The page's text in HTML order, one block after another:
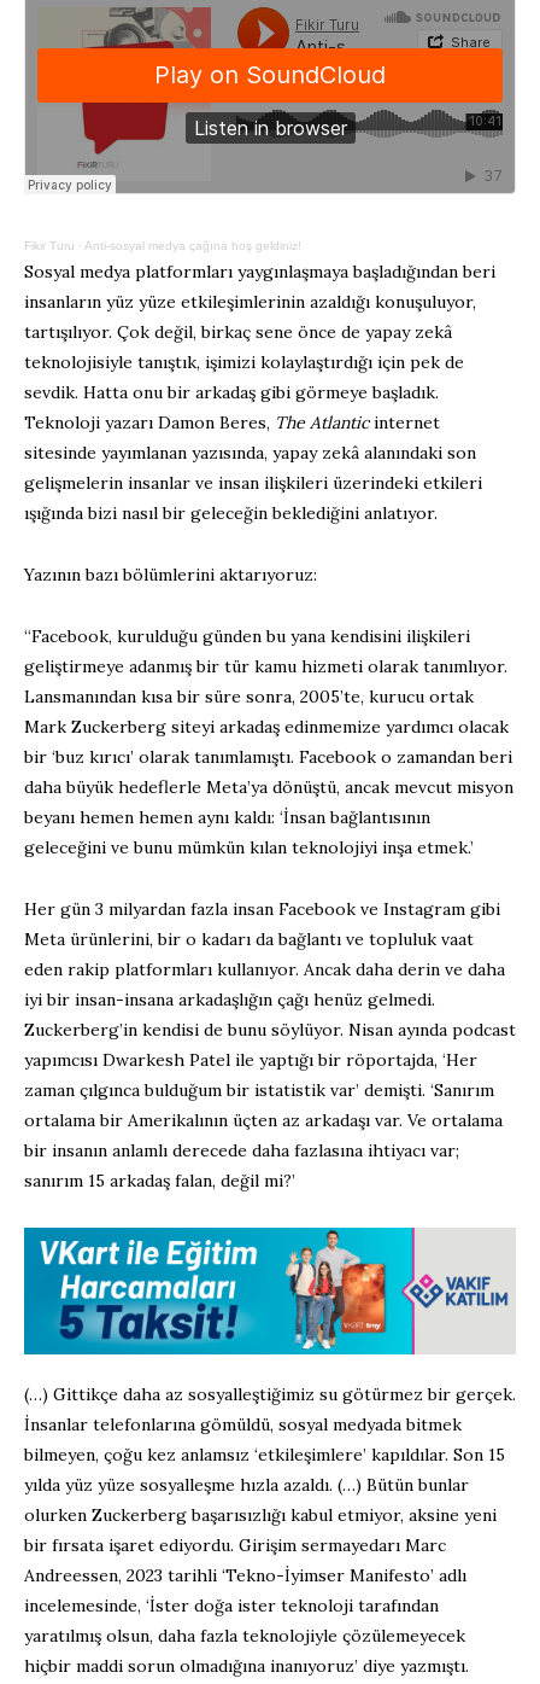
Fikir Turu · Anti-sosyal medya çağına hoş geldiniz!
Sosyal medya platformları yaygınlaşmaya başladığından beri
insanların yüz yüze etkileşimlerinin azaldığı konuşuluyor,
tartışılıyor. Çok değil, birkaç sene önce de yapay zekâ
teknolojisiyle tanıştık, işimizi kolaylaştırdığı için pek de
sevdik. Hatta onu bir arkadaş gibi görmeye başladık.
Teknoloji yazarı Damon Beres, The Atlanticinternet
sitesinde yayımlanan yazısında, yapay zekâ alanındaki son
gelişmelerin insanlar ve insan ilişkileri üzerindeki etkileri
ışığında bizi nasıl bir geleceğin beklediğini anlatıyor.
Yazının bazı bölümlerini aktarıyoruz:
“Facebook, kurulduğu günden bu yana kendisini ilişkileri
geliştirmeye adanmış bir tür kamu hizmeti olarak tanımlıyor.
Lansmanından kısa bir süre sonra, 2005’te, kurucu ortak
Mark Zuckerberg siteyi arkadaş edinmemize yardımcı olacak
bir ‘buz kırıcı’ olarak tanımlamıştı. Facebook o zamandan beri
daha büyük hedeflerle Meta’ya dönüştü, ancak mevcut misyon
beyanı hemen hemen aynı kaldı: ‘İnsan bağlantısının
geleceğini ve bunu mümkün kılan teknolojiyi inşa etmek.’
Her gün 3 milyardan fazla insan Facebook ve Instagram gibi
Meta ürünlerini, bir o kadarı da bağlantı ve topluluk vaat
eden rakip platformları kullanıyor. Ancak daha derin ve daha
iyi bir insan-insana arkadaşlığın çağı henüz gelmedi.
Zuckerberg’in kendisi de bunu söylüyor. Nisan ayında podcast
yapımcısı Dwarkesh Patel ile yaptığı bir röportajda, ‘Her
zaman çılgınca bulduğum bir istatistik var’ demişti. ‘Sanırım
ortalama bir Amerikalının üçten az arkadaşı var. Ve ortalama
bir insanın anlamlı derecede daha fazlasına ihtiyacı var;
sanırım 15 arkadaş falan, değil mi?’
(…) Gittikçe daha az sosyalleştiğimiz su götürmez bir gerçek.
İnsanlar telefonlarına gömüldü, sosyal medyada bitmek
bilmeyen, çoğu kez anlamsız ‘etkileşimlere’ kapıldılar. Son 15
yılda yüz yüze sosyalleşme hızla azaldı. (…) Bütün bunlar
olurken Zuckerberg başarısızlığı kabul etmiyor, aksine yeni
bir fırsata işaret ediyordu. Girişim sermayedarı Marc
Andreessen, 2023 tarihli ‘Tekno-İyimser Manifesto’ adlı
incelemesinde, ‘İster doğa ister teknoloji tarafından
yaratılmış olsun, daha fazla teknolojiyle çözülemeyecek
hiçbir maddi sorun olmadığına inanıyoruz’ diye yazmıştı.